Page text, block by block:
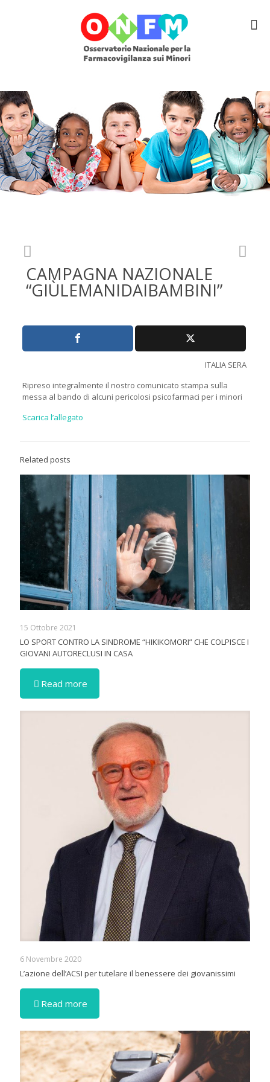
CAMPAGNA NAZIONALE
“GIÙLEMANIDAIBAMBINI”
ITALIA SERA
Ripreso integralmente il nostro comunicato stampa sulla
messa al bando di alcuni pericolosi psicofarmaci per i minori
Scarica l’allegato
Related posts
15 Ottobre 2021
LO SPORT CONTRO LA SINDROME “HIKIKOMORI” CHE COLPISCE I
GIOVANI AUTORECLUSI IN CASA
Read more
6 Novembre 2020
L’azione dell’ACSI per tutelare il benessere dei giovanissimi
Read more